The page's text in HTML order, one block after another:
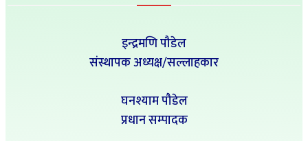
इन्द्रमणि पौडेल
संस्थापक अध्यक्ष/सल्लाहकार
घनश्याम पौडेल
प्रधान सम्पादक